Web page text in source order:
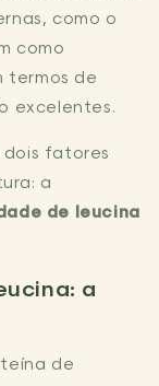
como o
como
termos de
excelentes.
fatores
a
de leucina
a
de